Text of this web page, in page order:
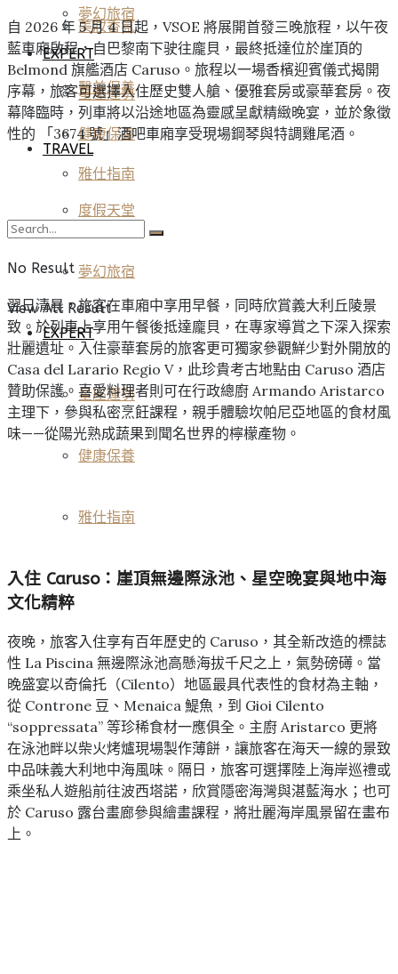
美妝香氛
醫美保養
TRAVEL
度假天堂
夢幻旅宿
EXPERT
星座運勢
健康保養
雅仕指南
夢幻旅宿
EXPERT
星座運勢
健康保養
雅仕指南
No Result
View All Result
自 2026 年 5 月 4 日起，VSOE 將展開首發三晚旅程，以午夜
藍車廂啟程，自巴黎南下驶往龐貝，最終抵達位於崖頂的
Belmond 旗艦酒店 Caruso。旅程以一場香檳迎賓儀式揭開
序幕，旅客可選擇入住歷史雙人艙、優雅套房或豪華套房。夜
幕降臨時，列車將以沿途地區為靈感呈獻精緻晚宴，並於象徵
性的 「3674 號」酒吧車廂享受現場鋼琴與特調雞尾酒。
翌日清晨，旅客在車廂中享用早餐，同時欣賞義大利丘陵景
致。於列車上享用午餐後抵達龐貝，在專家導賞之下深入探索
壯麗遺址。入住豪華套房的旅客更可獨家參觀鮮少對外開放的
Casa del Larario Regio V，此珍貴考古地點由 Caruso 酒店
贊助保護。喜愛料理者則可在行政總廚 Armando Aristarco
主理下，參與私密烹飪課程，親手體驗坎帕尼亞地區的食材風
味——從陽光熟成蔬果到聞名世界的檸檬產物。
入住 Caruso：崖頂無邊際泳池、星空晚宴與地中海
文化精粹
夜晚，旅客入住享有百年歷史的 Caruso，其全新改造的標誌
性 La Piscina 無邊際泳池高懸海拔千尺之上，氣勢磅礡。當
晚盛宴以奇倫托（Cilento）地區最具代表性的食材為主軸，
從 Controne 豆、Menaica 鯷魚，到 Gioi Cilento
“soppressata” 等珍稀食材一應俱全。主廚 Aristarco 更將
在泳池畔以柴火烤爐現場製作薄餅，讓旅客在海天一線的景致
中品味義大利地中海風味。隔日，旅客可選擇陸上海岸巡禮或
乘坐私人遊船前往波西塔諾，欣賞隱密海灣與湛藍海水；也可
於 Caruso 露台畫廊參與繪畫課程，將壯麗海岸風景留在畫布
上。